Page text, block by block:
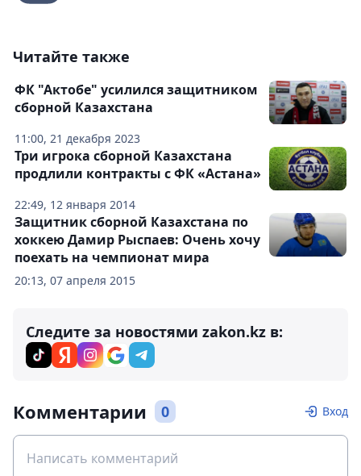
Читайте также
11:00, 21 декабря 2023
ФК "Актобе" усилился защитником
сборной Казахстана
22:49, 12 января 2014
Три игрока сборной Казахстана
продлили контракты с ФК «Астана»
20:13, 07 апреля 2015
Защитник сборной Казахстана по
хоккею Дамир Рыспаев: Очень хочу
поехать на чемпионат мира
Следите за новостями zakon.kz в:
Комментарии 0 Вход